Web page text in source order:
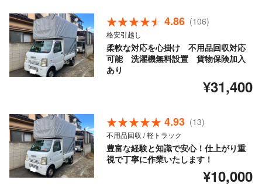
4.86 (106)
格安引越し
柔軟な対応を心掛け 不用品回収対応
可能 洗濯機無料設置 貨物保険加入
あり
¥31,400
4.93 (13)
不用品回収 / 軽トラック
豊富な経験と知識で安心！仕上がり重
視で丁寧に作業いたします！
¥10,000